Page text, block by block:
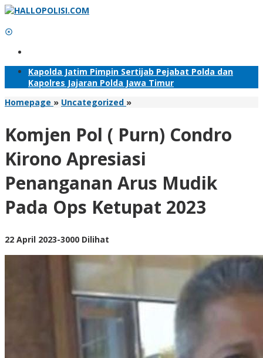
Lewati
konten
Kapolda Jatim Pimpin Sertijab Pejabat Polda dan
Kapolres Jajaran Polda Jawa Timur
Homepage » Uncategorized »Komjen
Purn)
Condro
Kirono
Apresiasi
Penanganan
Arus
Mudik
Pada
Komjen Pol ( Purn) Condro
Kirono Apresiasi
Penanganan Arus Mudik
Pada Ops Ketupat 2023
22 April 2023oleh
-3000 Dilihat